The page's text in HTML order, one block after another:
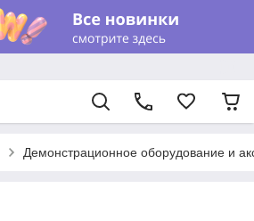
Демонстрационное оборудование и